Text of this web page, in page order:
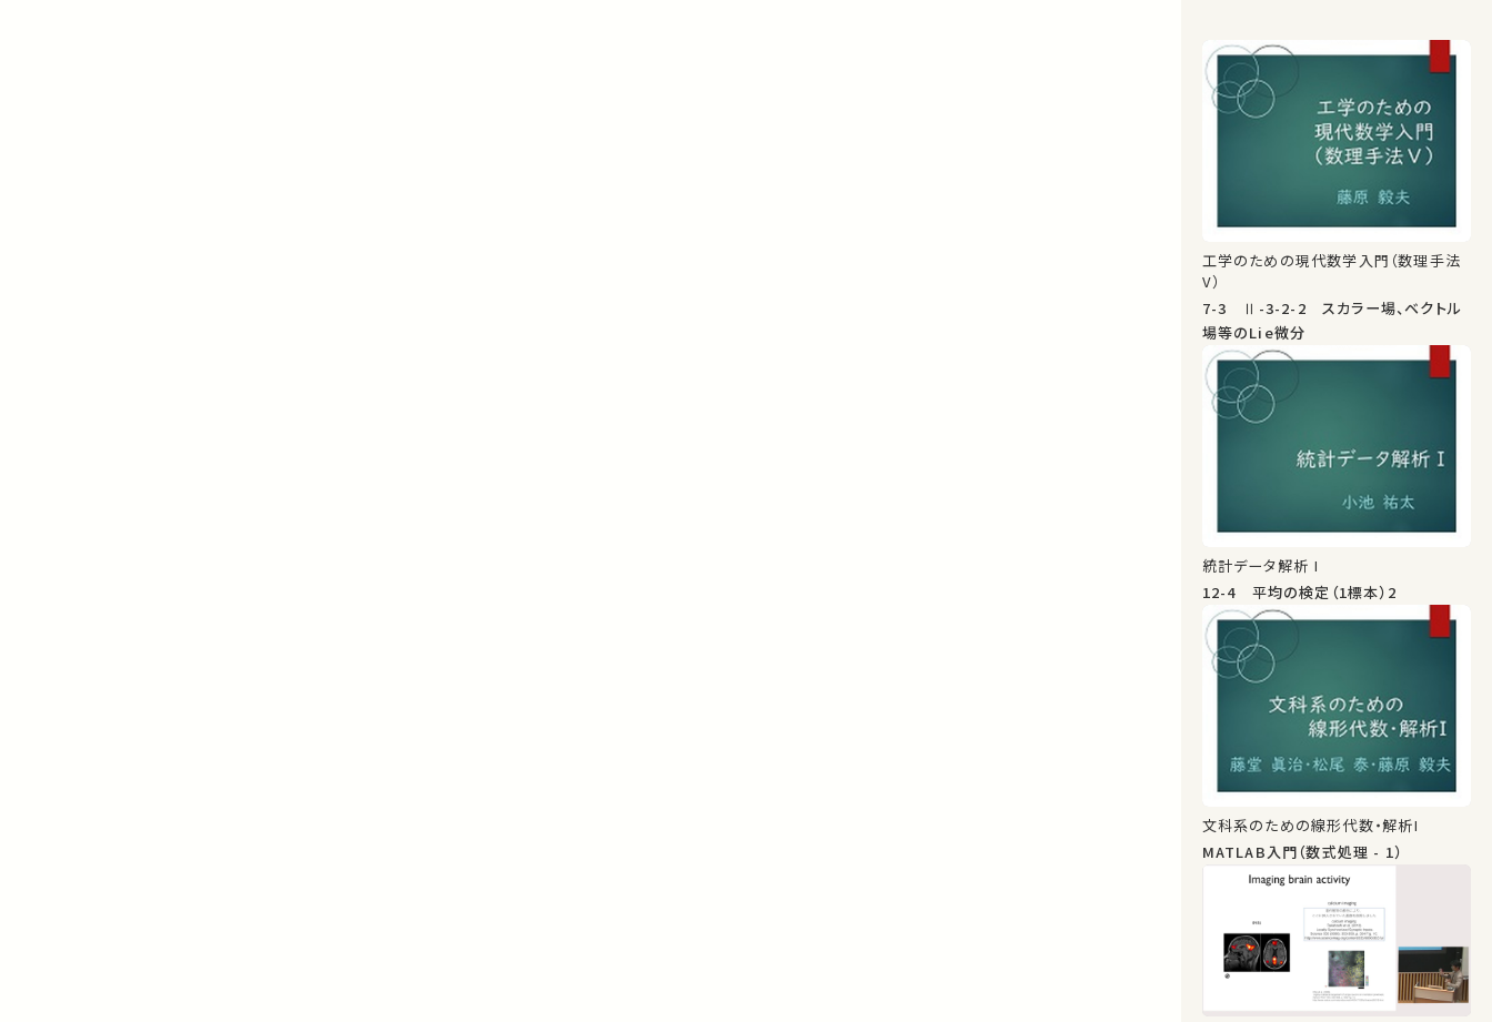
工学のための現代数学入門（数理手法
V）
7-3 Ⅱ-3-2-2 スカラー場、ベクトル
場等のLie微分
統計データ解析 I
12-4 平均の検定（1標本）2
文科系のための線形代数・解析I
MATLAB入門（数式処理 - 1）